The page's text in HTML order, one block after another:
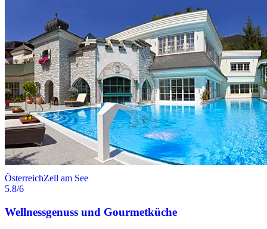
ÖsterreichZell am See
5.8/6
Wellnessgenuss und Gourmetküche